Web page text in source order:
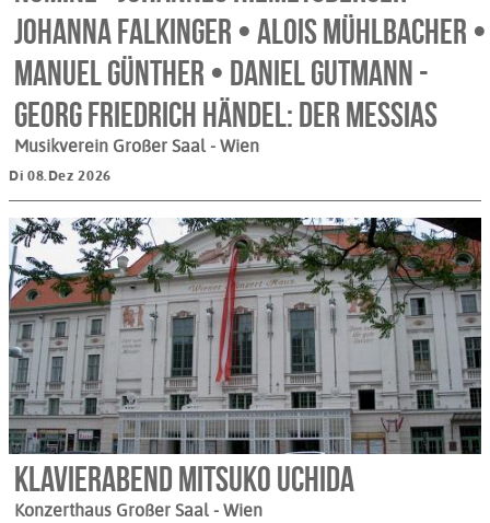
Johanna Falkinger • Alois Mühlbacher •
Manuel Günther • Daniel Gutmann -
Georg Friedrich Händel: Der Messias
Musikverein Großer Saal - Wien
Di 08.Dez 2026
Klavierabend Mitsuko Uchida
Konzerthaus Großer Saal - Wien